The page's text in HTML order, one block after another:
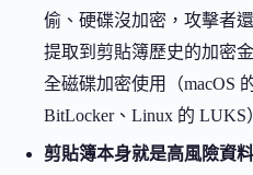
偷、硬碟沒加密，攻擊者
提取到剪貼簿歷史的加密
全磁碟加密使用（macOS
BitLocker、Linux 的 LUKS
剪貼簿本身就是高風險資料